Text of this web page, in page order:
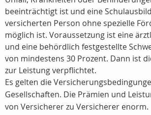
beeinträchtigt ist und eine
versicherten Person ohne spezielle
möglich ist. Voraussetzung ist eine
und eine behördlich festgestellte
von mindestens 30 Prozent. Dann ist
zur Leistung verpflichtet.
Es gelten die
Gesellschaften. Die Prämien und
von Versicherer zu Versicherer enorm.